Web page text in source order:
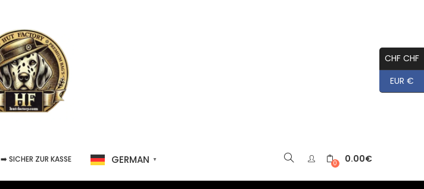
➡️ SICHER ZUR KASSE GERMAN ▼ 0 0.00€
CHF CHF
EUR €